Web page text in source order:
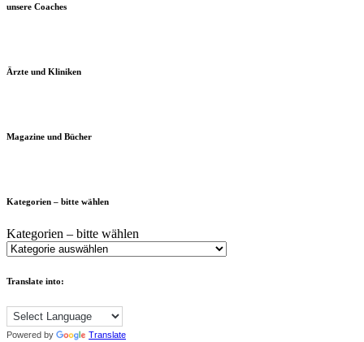
unsere Coaches
Ärzte und Kliniken
Magazine und Bücher
Kategorien – bitte wählen
Kategorien – bitte wählen
Translate into:
Powered by Translate